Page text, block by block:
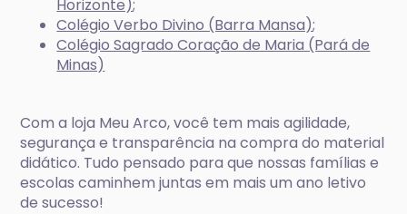
Horizonte);
Colégio Verbo Divino (Barra Mansa);
Colégio Sagrado Coração de Maria (Pará de
Minas)
Com a loja Meu Arco, você tem mais agilidade,
segurança e transparência na compra do material
didático. Tudo pensado para que nossas famílias e
escolas caminhem juntas em mais um ano letivo
de sucesso!